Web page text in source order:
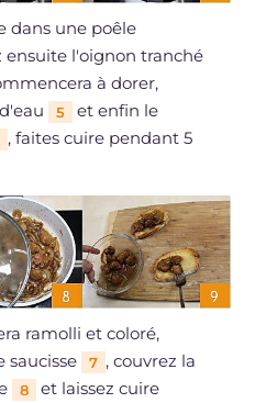
dans une poêle
l'oignon tranché
à dorer,
5
et enfin le
, faites cuire pendant 5
ramolli et coloré,
saucisse
7 , couvrez la
8
et laissez cuire